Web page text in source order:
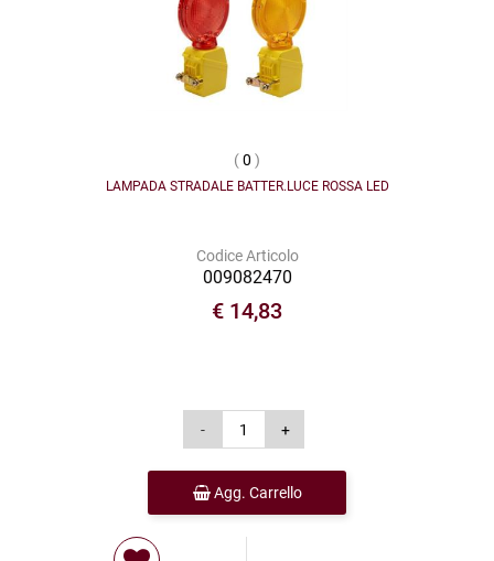
(0 )
LAMPADA STRADALE BATTER.LUCE ROSSA LED
Codice Articolo
009082470
€ 14,83
Agg. Carrello